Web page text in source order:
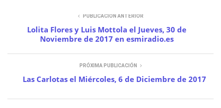
PUBLICACIÓN ANTERIOR
Lolita Flores y Luis Mottola el Jueves, 30 de
Noviembre de 2017 en esmiradio.es
PRÓXIMA PUBLICACIÓN
Las Carlotas el Miércoles, 6 de Diciembre de 2017